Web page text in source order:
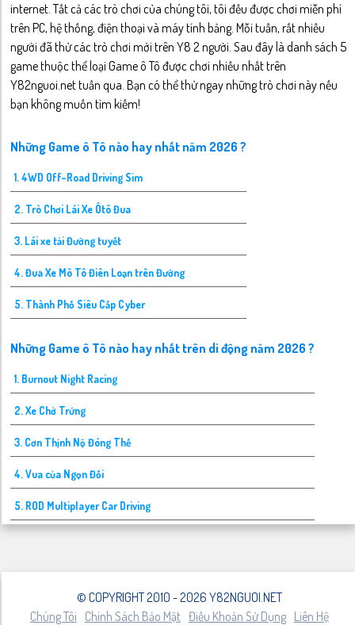
internet. Tất cả các trò chơi của chúng tôi, tôi đều được chơi miễn phí
trên PC, hệ thống, điện thoại và máy tính bảng. Mỗi tuần, rất nhiều
người đã thử các trò chơi mới trên Y8 2 người. Sau đây là danh sách 5
game thuộc thể loại Game ô Tô được chơi nhiều nhất trên
Y82nguoi.net tuần qua. Bạn có thể thử ngay những trò chơi này nếu
bạn không muốn tìm kiếm!
Những Game ô Tô nào hay nhất năm 2026 ?
1. 4WD Off-Road Driving Sim
2. Trò Chơi Lái Xe Ôtô Đua
3. Lái xe tải Đường tuyết
4. Đua Xe Mô Tô Điên Loạn trên Đường
5. Thành Phố Siêu Cấp Cyber
Những Game ô Tô nào hay nhất trên di động năm 2026 ?
1. Burnout Night Racing
2. Xe Chở Trứng
3. Cơn Thịnh Nộ Đóng Thế
4. Vua của Ngọn Đồi
5. ROD Multiplayer Car Driving
© COPYRIGHT 2010 - 2026 Y82NGUOI.NET
Chúng Tôi Chính Sách Bảo Mật Điều Khoản Sử Dụng Liên Hệ